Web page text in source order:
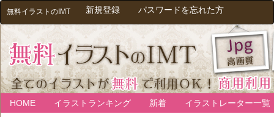
無料イラストのIMT 新規登録 パスワードを忘れた方
HOME イラストランキング 新着 イラストレーター一覧